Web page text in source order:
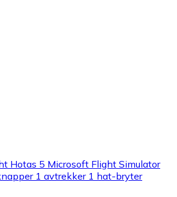
Hotas 5 Microsoft Flight Simulator
1 avtrekker 1 hat-bryter